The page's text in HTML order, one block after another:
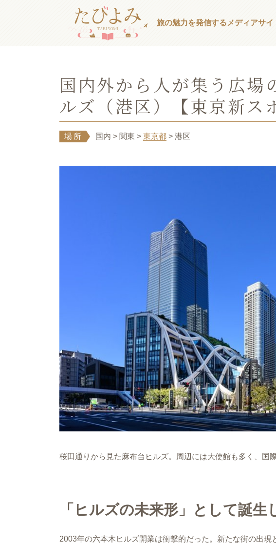
旅の魅力を発信する メディアサイ
国内外から人が集う広
ルズ（港区）【東京新ス
場所 国内 > 関東 >東京都 > 港区
桜田通りから見た麻布台ヒルズ。周辺には大使館も多く、国
「ヒルズの未来形」として誕
2003年の六本木ヒルズ開業は衝撃的だった。新たな街の出